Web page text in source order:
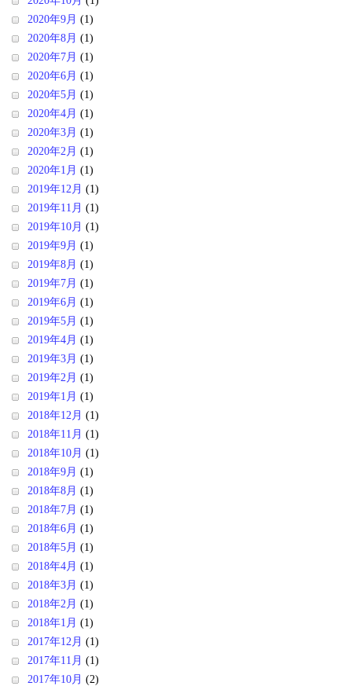
2020年9月 (1)
2020年8月 (1)
2020年7月 (1)
2020年6月 (1)
2020年5月 (1)
2020年4月 (1)
2020年3月 (1)
2020年2月 (1)
2020年1月 (1)
2019年12月 (1)
2019年11月 (1)
2019年10月 (1)
2019年9月 (1)
2019年8月 (1)
2019年7月 (1)
2019年6月 (1)
2019年5月 (1)
2019年4月 (1)
2019年3月 (1)
2019年2月 (1)
2019年1月 (1)
2018年12月 (1)
2018年11月 (1)
2018年10月 (1)
2018年9月 (1)
2018年8月 (1)
2018年7月 (1)
2018年6月 (1)
2018年5月 (1)
2018年4月 (1)
2018年3月 (1)
2018年2月 (1)
2018年1月 (1)
2017年12月 (1)
2017年11月 (1)
2017年10月 (2)